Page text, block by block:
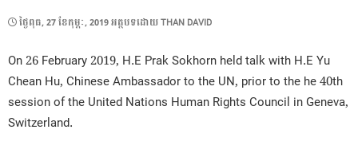
POSTED
ថ្ងៃ​ពុធ, 27 ខែ​កុម្ភៈ, 2019អត្ថបទដោយTHAN DAVID
On 26 February 2019, H.E Prak Sokhorn held talk with H.E Yu
Chean Hu, Chinese Ambassador to the UN, prior to the he 40th
session of the United Nations Human Rights Council in Geneva,
Switzerland.